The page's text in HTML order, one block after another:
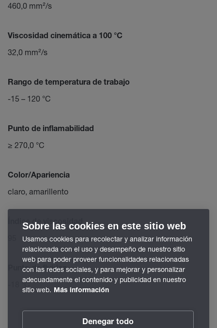
460,0 mm²/s
Viscosidad cinemática a 100 °C
32,0 mm²/s
Rango de temperatura de trabajo
-15 – 120 °C
Punto de inflamabilidad
≥ 270,0 °C
Color/Apariencia
claro, amarillento
Índice de viscosidad
Punto de fluidez
-18 °C
Sobre las cookies en este sitio web
Usamos cookies para recolectar y analizar información
relacionada con el uso y desempeño de nuestro sitio
web para poder proveer funcionalidades relacionadas
con las redes sociales, y para mejorar y personalizar
adecuadamente el contenido y publicidad en nuestro
sitio web. Más información
Denegar todo